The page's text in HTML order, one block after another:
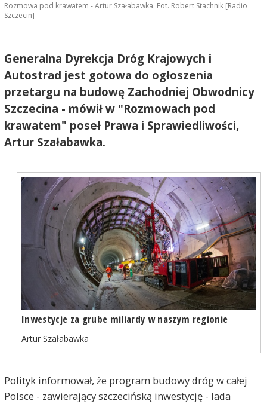
Rozmowa pod krawatem - Artur Szałabawka. Fot. Robert Stachnik [Radio
Szczecin]
Generalna Dyrekcja Dróg Krajowych i
Autostrad jest gotowa do ogłoszenia
przetargu na budowę Zachodniej Obwodnicy
Szczecina - mówił w "Rozmowach pod
krawatem" poseł Prawa i Sprawiedliwości,
Artur Szałabawka.
Inwestycje za grube miliardy w naszym regionie
Artur Szałabawka
Polityk informował, że program budowy dróg w całej
Polsce - zawierający szczecińską inwestycję - lada